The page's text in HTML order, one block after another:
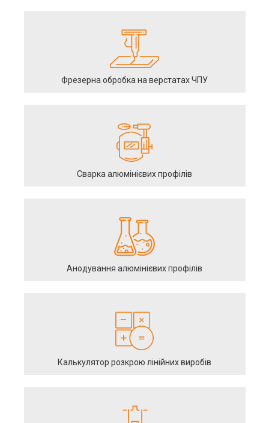
Фрезерна обробка на верстатах ЧПУ
Сварка алюмінієвих профілів
Анодування алюмінієвих профілів
Калькулятор розкрою лінійних виробів